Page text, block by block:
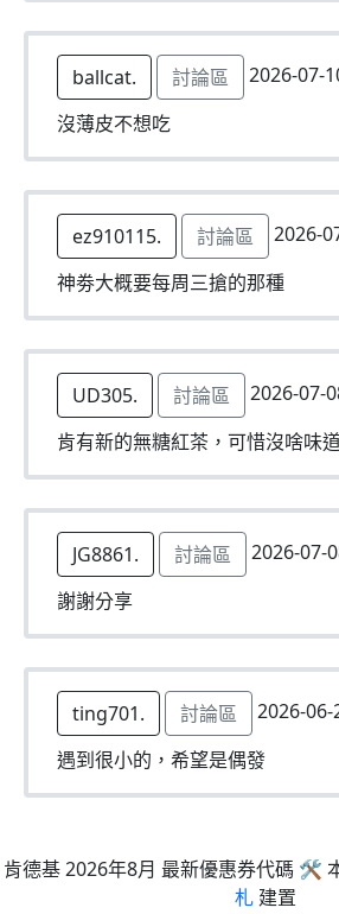
ballcat. 討論區
2026-07-
沒薄皮不想吃
ez910115. 討論區
2026-
神劵大概要每周三搶的那種
UD305. 討論區
2026-07-
肯有新的無糖紅茶，可惜沒啥味
JG8861. 討論區
2026-07-
謝謝分享
ting701. 討論區
2026-06-
遇到很小的，希望是偶發
肯德基 2026年8月 最新優惠券代碼 🛠
札 建置